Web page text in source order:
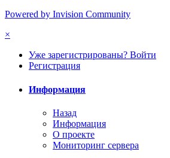
Powered by Invision Community
×
Уже зарегистрированы? Войти
Регистрация
Информация
Назад
Информация
О проекте
Мониторинг сервера